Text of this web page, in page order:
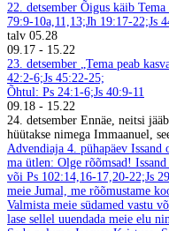
22. detsember Õigus käib
79:9-10a,11,13;Jh 19:17-22;Js
talv 05.28
09.17 - 15.22
23. detsember „Tema peab
42:2-6;Js 45:22-25;
Õhtul: Ps 24:1-6;Js 40:9-11
09.18 - 15.22
24. detsember Ennäe, neitsi
hüütakse nimega Immaanuel,
Advendiaja 4. pühapäev Issand
ma ütlen: Olge rõõmsad!
või Ps 102:14,16-17,20-22;Js
meie Jumal, me rõõmustame
Valmista meie südamed vastu
lase sellel uuendada meie elu